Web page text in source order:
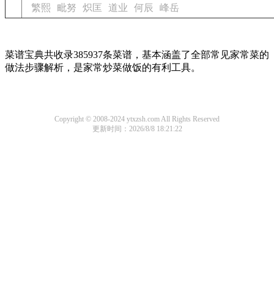
繁熙
毗努 炽匡 道业 何辰 峰岳
菜谱宝典共收录385937条菜谱，基本涵盖了全部常见家常菜的
做法步骤解析，是家常炒菜做饭的有利工具。
Copyright © 2008-2024 ytxzsh.com All Rights Reserved
更新时间：2026/8/8 18:21:22